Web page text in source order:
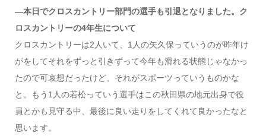
―本日でクロスカントリー部門の選手も引退となりました。ク
ロスカントリーの4年生について
クロスカントリーは2人いて、1人の矢久保っていうのが昨年け
がをしてそれをずっと引きずって今年も滑れる状態じゃなかっ
たので可哀想だったけど、それがスポーツっていうものかな
と。もう1人の若松っていう選手はこの秋田県の地元出身で役
員とかも見守る中、最後に良い走りをしてくれて良かったなと
思います。